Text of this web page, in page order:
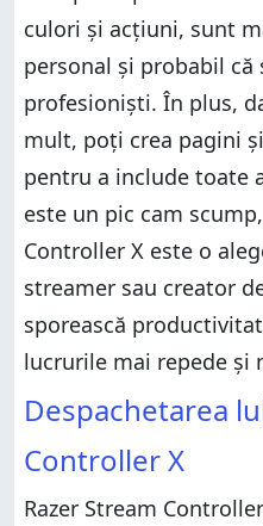
culori și acțiuni, sunt
personal și probabil
profesioniști. În plus,
mult, poți crea pagini
pentru a include toate
este un pic cam
Controller X este o
streamer sau creator
sporească
lucrurile mai repede și
Despachetarea
Controller X
Razer Stream